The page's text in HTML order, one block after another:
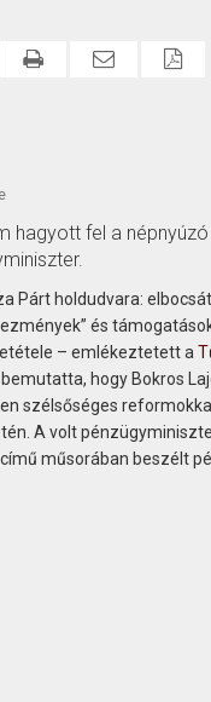
hagyott fel a
Párt holdudvara:
és
– emlékeztetett a
hogy Bokros
szélsőséges
A volt
műsorában beszélt